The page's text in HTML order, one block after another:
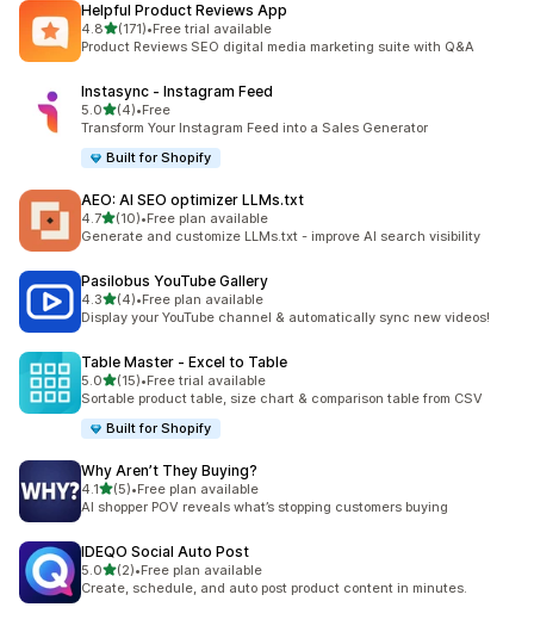
Helpful Product Reviews App
4.8เต็ม 5 ดาว
(171)
ทั้งหมด 171 รีวิว
•Free trial available
Product Reviews SEO digital media marketing suite with Q&A
Instasync ‑ Instagram Feed
5.0เต็ม 5 ดาว
(4)
ทั้งหมด 4 รีวิว
•Free
Transform Your Instagram Feed into a Sales Generator
Built for Shopify
AEO: AI SEO optimizer LLMs.txt
4.7เต็ม 5 ดาว
(10)
ทั้งหมด 10 รีวิว
•Free plan available
Generate and customize LLMs.txt - improve AI search visibility
Pasilobus YouTube Gallery
4.3เต็ม 5 ดาว
(4)
ทั้งหมด 4 รีวิว
•Free plan available
Display your YouTube channel & automatically sync new videos!
Table Master ‑ Excel to Table
5.0เต็ม 5 ดาว
(15)
ทั้งหมด 15 รีวิว
•Free trial available
Sortable product table, size chart & comparison table from CSV
Built for Shopify
Why Aren’t They Buying?
4.1เต็ม 5 ดาว
(5)
ทั้งหมด 5 รีวิว
•Free plan available
AI shopper POV reveals what’s stopping customers buying
IDEQO Social Auto Post
5.0เต็ม 5 ดาว
(2)
ทั้งหมด 2 รีวิว
•Free plan available
Create, schedule, and auto post product content in minutes.